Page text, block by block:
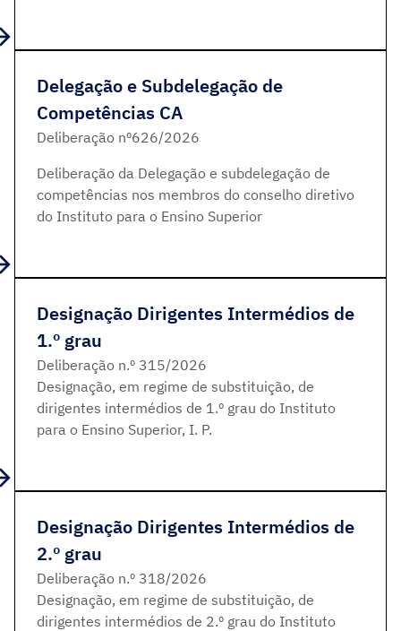
Delegação e Subdelegação de
Competências CA
Deliberação nº626/2026
Deliberação da Delegação e subdelegação de
competências nos membros do conselho diretivo
do Instituto para o Ensino Superior
Designação Dirigentes Intermédios de
1.º grau
Deliberação n.º 315/2026
Designação, em regime de substituição, de
dirigentes intermédios de 1.º grau do Instituto
para o Ensino Superior, I. P.
Designação Dirigentes Intermédios de
2.º grau
Deliberação n.º 318/2026
Designação, em regime de substituição, de
dirigentes intermédios de 2.º grau do Instituto